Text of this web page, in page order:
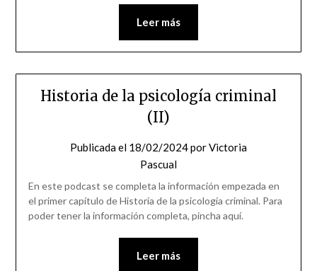
Leer más
Historia de la psicología criminal
(II)
Publicada el 18/02/2024porVictoria
Pascual
En este podcast se completa la información empezada en
el primer capítulo de Historia de la psicología criminal. Para
poder tener la información completa, pincha aquí.
Leer más